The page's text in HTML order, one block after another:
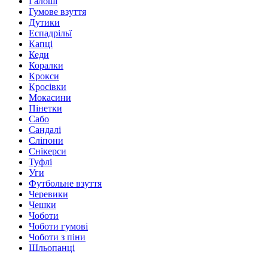
Гумове взуття
Дутики
Еспадрільї
Капці
Кеди
Коралки
Крокси
Кросівки
Мокасини
Пінетки
Сабо
Сандалі
Сліпони
Снікерси
Туфлі
Уги
Футбольне взуття
Черевики
Чешки
Чоботи
Чоботи гумові
Чоботи з піни
Шльопанці